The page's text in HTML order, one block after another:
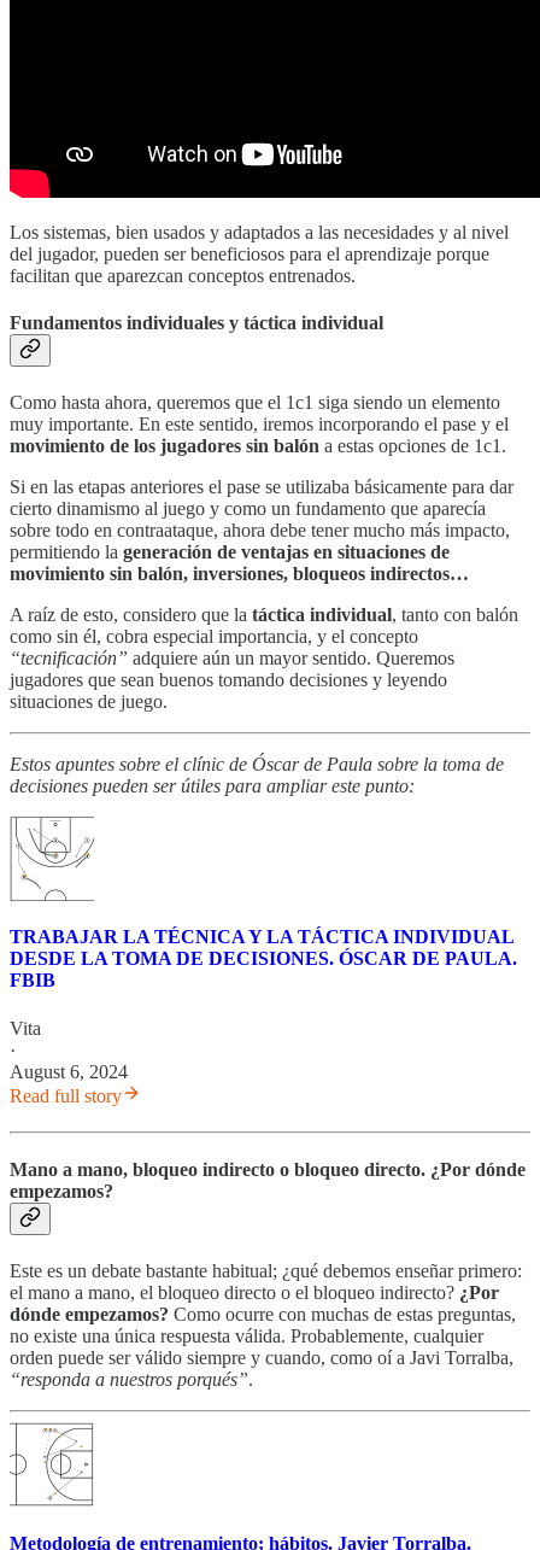
Los sistemas, bien usados y adaptados a las necesidades y al nivel
del jugador, pueden ser beneficiosos para el aprendizaje porque
facilitan que aparezcan conceptos entrenados.
Fundamentos individuales y táctica individual
Como hasta ahora, queremos que el 1c1 siga siendo un elemento
muy importante. En este sentido, iremos incorporando el pase y el
movimiento de los jugadores sin balón a estas opciones de 1c1.
Si en las etapas anteriores el pase se utilizaba básicamente para dar
cierto dinamismo al juego y como un fundamento que aparecía
sobre todo en contraataque, ahora debe tener mucho más impacto,
permitiendo la generación de ventajas en situaciones de
movimiento sin balón, inversiones, bloqueos indirectos…
A raíz de esto, considero que la táctica individual, tanto con balón
como sin él, cobra especial importancia, y el concepto
“tecnificación” adquiere aún un mayor sentido. Queremos
jugadores que sean buenos tomando decisiones y leyendo
situaciones de juego.
Estos apuntes sobre el clínic de Óscar de Paula sobre la toma de
decisiones pueden ser útiles para ampliar este punto:
TRABAJAR LA TÉCNICA Y LA TÁCTICA INDIVIDUAL
DESDE LA TOMA DE DECISIONES. ÓSCAR DE PAULA.
FBIB
Vita
·
August 6, 2024
Read full story
Mano a mano, bloqueo indirecto o bloqueo directo. ¿Por dónde
empezamos?
Este es un debate bastante habitual; ¿qué debemos enseñar primero:
el mano a mano, el bloqueo directo o el bloqueo indirecto? ¿Por
dónde empezamos? Como ocurre con muchas de estas preguntas,
no existe una única respuesta válida. Probablemente, cualquier
orden puede ser válido siempre y cuando, como oí a Javi Torralba,
“responda a nuestros porqués”.
Metodología de entrenamiento; hábitos. Javier Torralba.